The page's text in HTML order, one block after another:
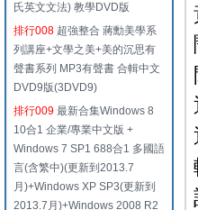
氏英文文法) 教學DVD版
排行008 超強整合 蔣勳美學系
列講座+文學之美+美的沉思有
聲書系列 MP3有聲書 合輯中文
DVD9版(3DVD9)
排行009 最新合集Windows 8
10合1 企業/專業中文版 +
Windows 7 SP1 688合1 多國語
言(含繁中)(更新到2013.7
月)+Windows XP SP3(更新到
2013.7月)+Windows 2008 R2